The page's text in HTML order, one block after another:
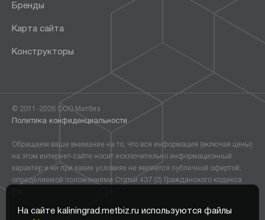
На сайте kaliningrad.metbiz.ru используются файлы
Бренды
Карта сайта
Конструкторы
© 2011-2026 ООО Метбиз
Политика конфиденциальности
Обращаем ваше внимание на то, что вся информация (включая цены)
на этом интернет-сайте носит исключительно информационный
характер и ни при каких условиях не является публичной офертой,
определяемой положениями Статьи 437 (2) Гражданского кодекса